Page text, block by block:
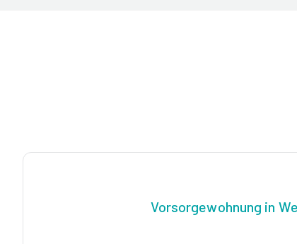
Vorsorgewohnung in